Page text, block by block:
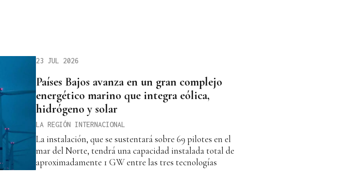
23 JUL 2026
Países Bajos avanza en un gran complejo
energético marino que integra eólica,
hidrógeno y solar
LA REGIÓN INTERNACIONAL
La instalación, que se sustentará sobre 69 pilotes en el
mar del Norte, tendrá una capacidad instalada total de
aproximadamente 1 GW entre las tres tecnologías